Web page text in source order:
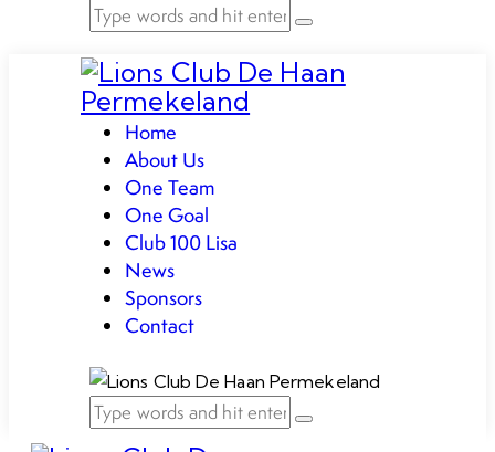
Home
About Us
One Team
One Goal
Club 100 Lisa
News
Sponsors
Contact